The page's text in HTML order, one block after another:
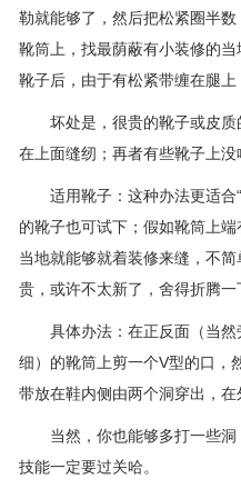
勒就能够了，然后把松紧圈半
靴筒上，找最荫蔽有小装修的
靴子后，由于有松紧带缠在腿上
坏处是，很贵的靴子或皮质
在上面缝纫；再者有些靴子上没
适用靴子：这种办法更适合“
的靴子也可试下；假如靴筒上
当地就能够就着装修来缝，不
贵，或许不太新了，舍得折腾一
具体办法：在正反面（当然
细）的靴筒上剪一个V型的口，
带放在鞋内侧由两个洞穿出，在
当然，你也能够多打一些洞
技能一定要过关哈。